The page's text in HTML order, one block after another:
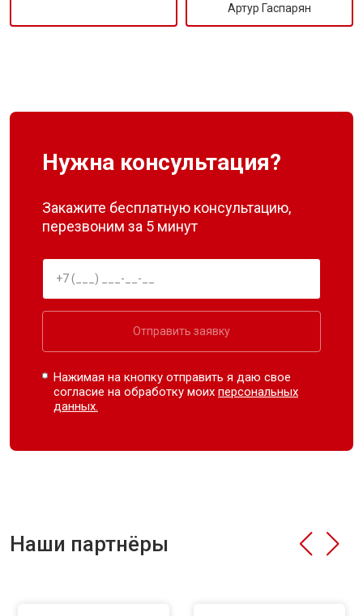
Артур Гаспарян
Нужна консультация?
Закажите бесплатную консультацию,
перезвоним за 5 минут
Отправить заявку
Нажимая на кнопку отправить я даю свое
согласие на обработку моихперсональных
данных.
Наши партнёры